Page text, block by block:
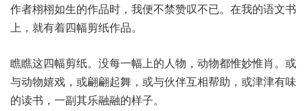
作者栩栩如生的作品时，我便不禁赞叹不已。在我的语文书
上，就有着四幅剪纸作品。
瞧瞧这四幅剪纸。没每一幅上的人物，动物都惟妙惟肖。或
与动物嬉戏，或翩翩起舞，或与伙伴互相帮助，或津津有味
的读书，一副其乐融融的样子。